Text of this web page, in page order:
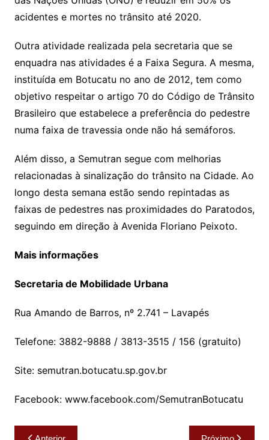
acidentes e mortes no trânsito até 2020.
Outra atividade realizada pela secretaria que se
enquadra nas atividades é a Faixa Segura. A mesma,
instituída em Botucatu no ano de 2012, tem como
objetivo respeitar o artigo 70 do Código de Trânsito
Brasileiro que estabelece a preferência do pedestre
numa faixa de travessia onde não há semáforos.
Além disso, a Semutran segue com melhorias
relacionadas à sinalização do trânsito na Cidade. Ao
longo desta semana estão sendo repintadas as
faixas de pedestres nas proximidades do Paratodos,
seguindo em direção à Avenida Floriano Peixoto.
Mais informações
Secretaria de Mobilidade Urbana
Rua Amando de Barros, nº 2.741 – Lavapés
Telefone: 3882-9888 / 3813-3515 / 156 (gratuito)
Site: semutran.botucatu.sp.gov.br
Facebook: www.facebook.com/SemutranBotucatu
Navegação